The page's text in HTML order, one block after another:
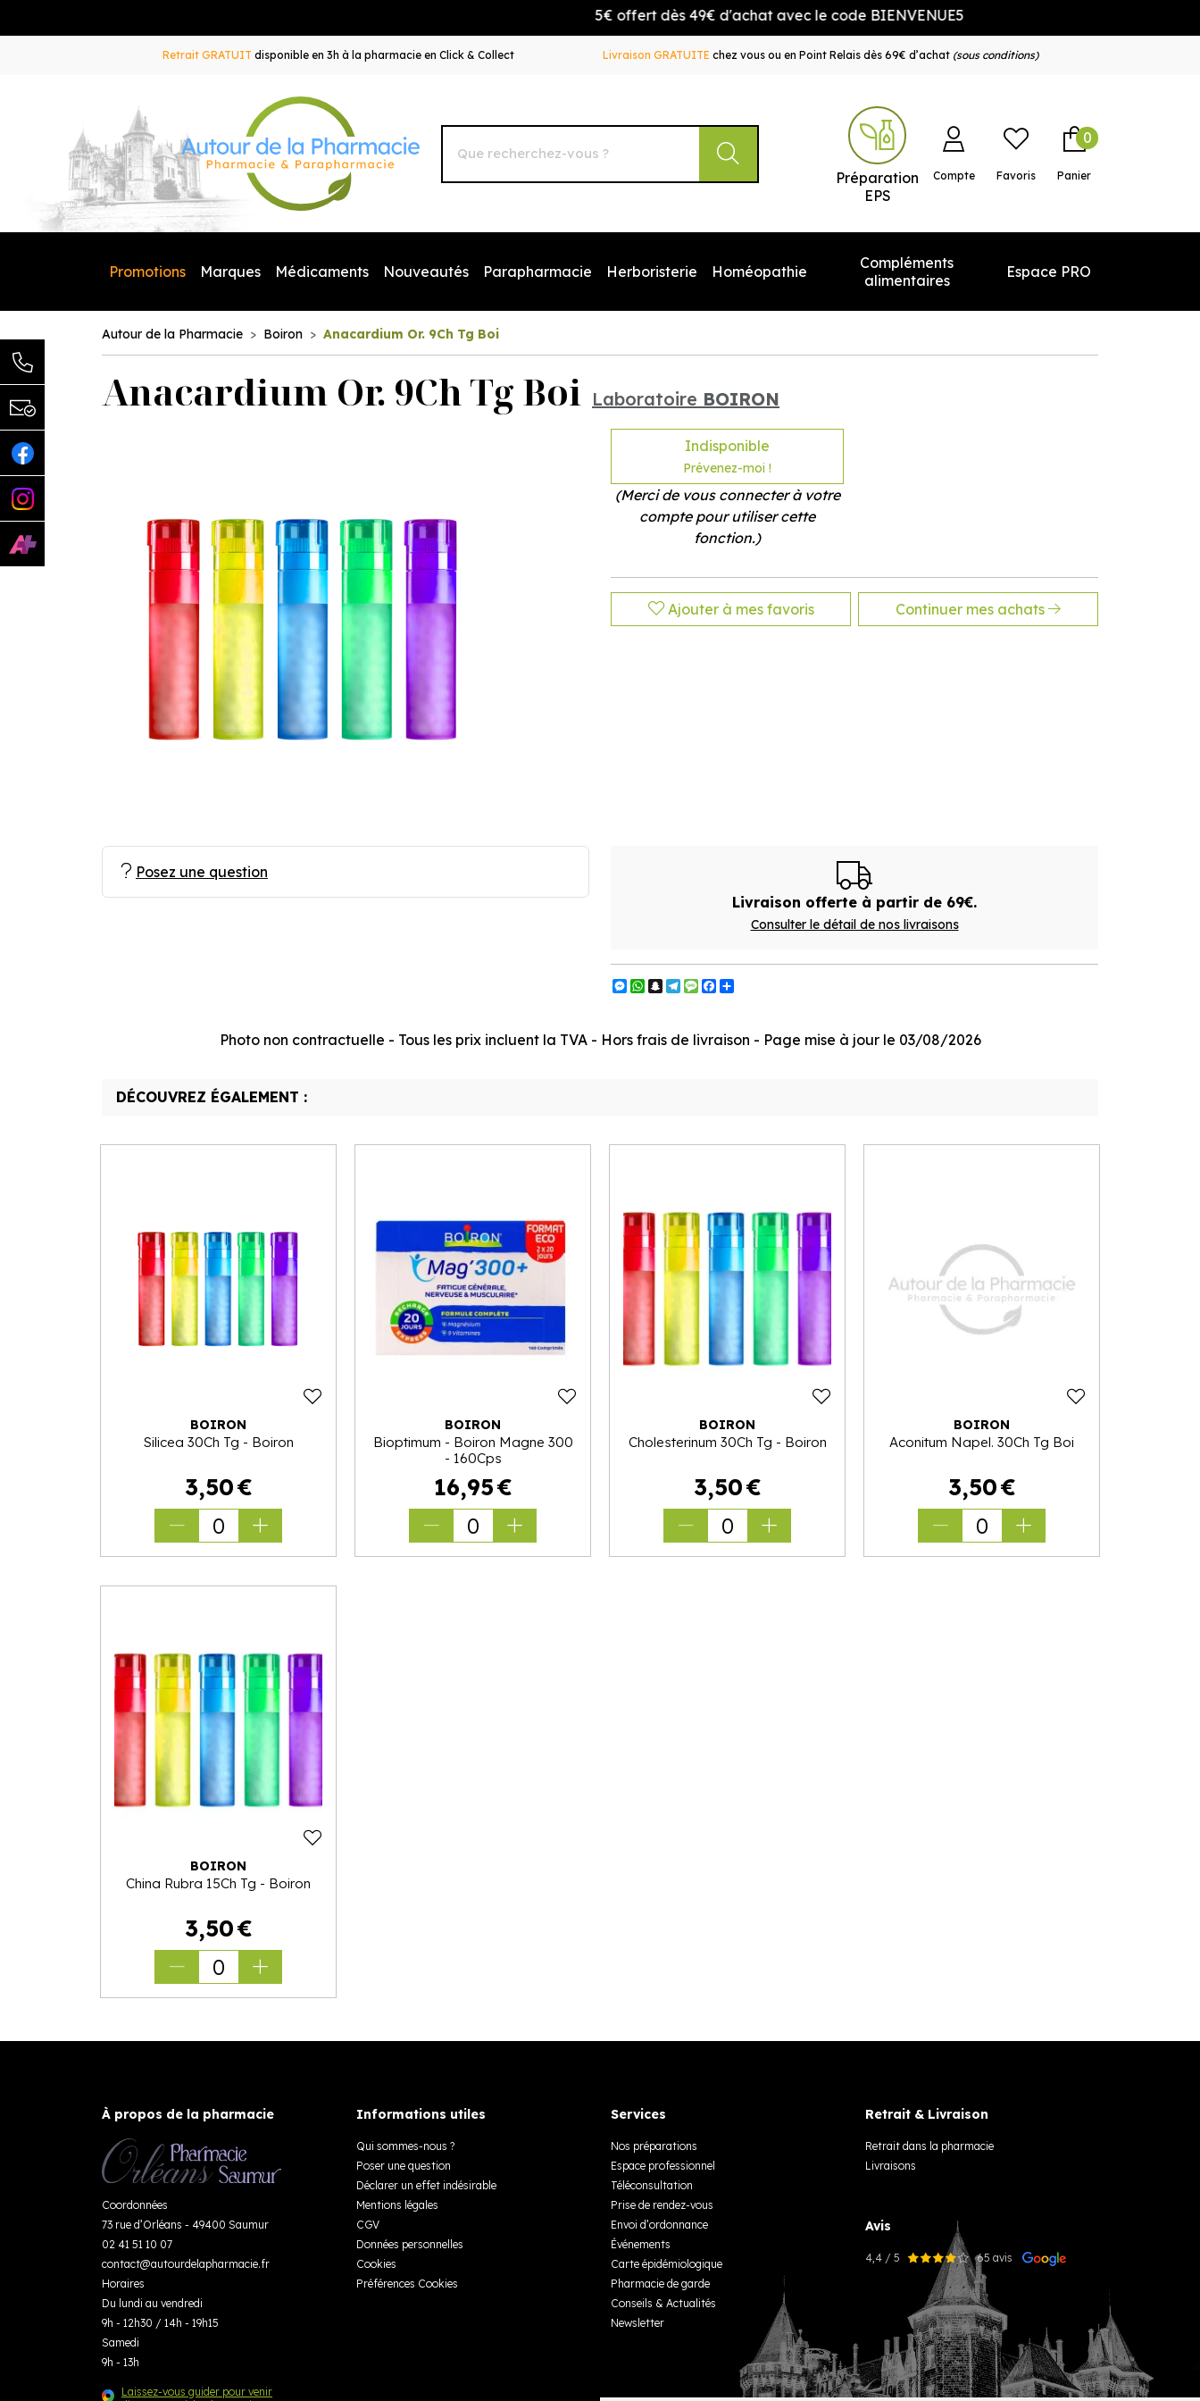
5€ offert dès 49€ d'achat avec le code BIENVENUE5
Retrait GRATUIT disponible en 3h à la pharmacie en Click & Collect Livraison GRATUITE chez vous ou en Point Relais dès 69€ d’achat (sous conditions)
Autour de la Pharmacie Votre pharmacie en ligne à votre service
Préparation
EPS
Compte Favoris Panier
0
Promotions Marques Médicaments Nouveautés Parapharmacie Herboristerie Homéopathie
Compléments
alimentaires
Espace PRO
Autour de la Pharmacie Boiron Anacardium Or. 9Ch Tg Boi
Anacardium Or. 9Ch Tg Boi Laboratoire BOIRON
Indisponible
Prévenez-moi !
(Merci de vous connecter à votre
compte pour utiliser cette
fonction.)
Ajouter à mes favoris Continuer mes achats
Posez une question
Livraison offerte à partir de 69€.
Consulter le détail de nos livraisons
Messenger
WhatsApp
Snapchat
Telegram
Message
Facebook
Photo non contractuelle - Tous les prix incluent la TVA - Hors frais de livraison - Page mise à jour le 03/08/2026
DÉCOUVREZ ÉGALEMENT :
BOIRON
Silicea 30Ch Tg - Boiron
3,50€
0
BOIRON
Bioptimum - Boiron Magne 300
- 160Cps
16,95€
0
BOIRON
Cholesterinum 30Ch Tg - Boiron
3,50€
0
BOIRON
Aconitum Napel. 30Ch Tg Boi
3,50€
0
BOIRON
China Rubra 15Ch Tg - Boiron
3,50€
0
À propos de la pharmacie
Coordonnées
73 rue d’Orléans - 49400 Saumur
02 41 51 10 07
contact@autourdelapharmacie.fr
Horaires
Du lundi au vendredi
9h - 12h30 / 14h - 19h15
Samedi
9h - 13h
Laissez-vous guider pour venir
Informations utiles
Qui sommes-nous ?
Poser une question
Déclarer un effet indésirable
Mentions légales
CGV
Données personnelles
Cookies
Préférences Cookies
Services
Nos préparations
Espace professionnel
Téléconsultation
Prise de rendez-vous
Envoi d’ordonnance
Événements
Carte épidémiologique
Pharmacie de garde
Conseils & Actualités
Newsletter
Retrait & Livraison
Retrait dans la pharmacie
Livraisons
Avis
4,4 / 5 65 avis